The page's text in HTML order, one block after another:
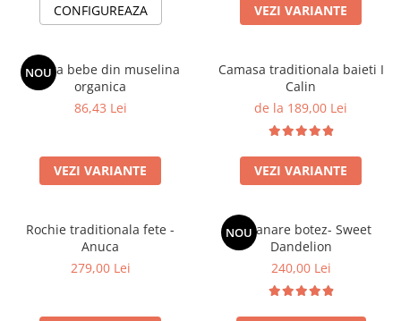
Botosei
Fulare si esarfe
Prosoape
Perii de par bebe
Camasi baieti
Body-uri bebe
CONFIGUREAZA VEZI VARIANTE
NOU
Boneta bebe din muselina
organica
86,43 Lei
VEZI VARIANTE
Camasa traditionala baieti I
Calin
de la 189,00 Lei
VEZI VARIANTE
Rochie traditionala fete -
Anuca
279,00 Lei
NOU
Lumanare botez- Sweet
Dandelion
240,00 Lei